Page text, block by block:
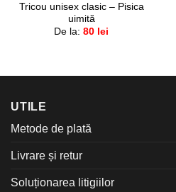
Tricou unisex clasic – Pisica
uimită
De la: 80 lei
UTILE
Metode de plată
Livrare și retur
Soluționarea litigiilor